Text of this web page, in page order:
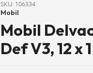
SKU: 106334
Mobil
Mobil
Def V3, 12 x